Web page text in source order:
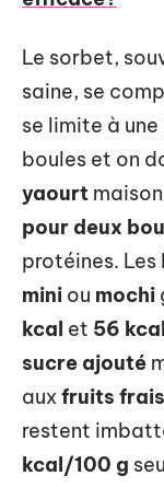
Le sorbet,
saine, se
se limite à
boules et on
yaourt
pour deux
protéines.
mini ou mochi
kcal et 56 kcal
sucre ajouté
aux fruits frais
restent
kcal/100 g